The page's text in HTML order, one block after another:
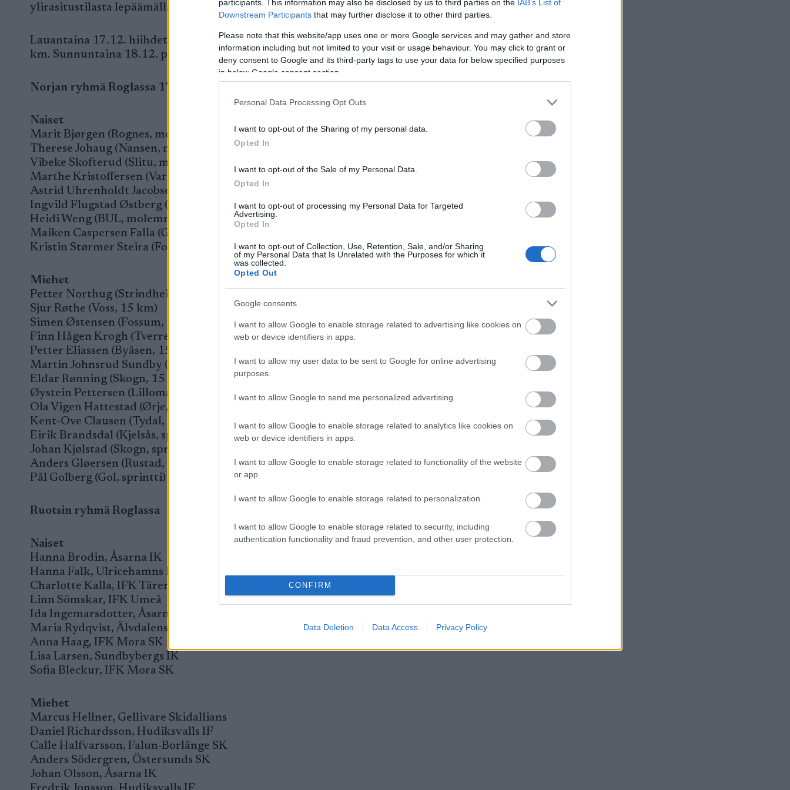
participants. This information may also be disclosed by us to third parties on the IAB’s List of
Downstream Participants that may further disclose it to other third parties.
Please note that this website/app uses one or more Google services and may gather and store
information including but not limited to your visit or usage behaviour. You may click to grant or
deny consent to Google and its third-party tags to use your data for below specified purposes
in below Google consent section.
Personal Data Processing Opt Outs
I want to opt-out of the Sharing of my personal data.
Opted In
I want to opt-out of the Sale of my Personal Data.
Opted In
I want to opt-out of processing my Personal Data for Targeted
Advertising.
Opted In
I want to opt-out of Collection, Use, Retention, Sale, and/or Sharing
of my Personal Data that Is Unrelated with the Purposes for which it
was collected.
Opted Out
Google consents
I want to allow Google to enable storage related to advertising like cookies on
web or device identifiers in apps.
I want to allow my user data to be sent to Google for online advertising
purposes.
I want to allow Google to send me personalized advertising.
I want to allow Google to enable storage related to analytics like cookies on
web or device identifiers in apps.
I want to allow Google to enable storage related to functionality of the website
or app.
I want to allow Google to enable storage related to personalization.
I want to allow Google to enable storage related to security, including
authentication functionality and fraud prevention, and other user protection.
CONFIRM
Data Deletion Data Access Privacy Policy
ylirasitustilasta lepäämällä toipunut Ida Ingemarsdotter.
Lauantaina 17.12. hiihdetään yhteislähtökisat perinteisellä hiihtotavalla, naisten 10 km ja miesten 15
km. Sunnuntaina 18.12. puolestaan ohjelmassa ovat vapaan hiihtotavan sprintit.
Norjan ryhmä Roglassa 17.-18. joulukuuta
Naiset
Marit Bjørgen (Rognes, molemmat kilpailut)
Therese Johaug (Nansen, molemmat kilpailut)
Vibeke Skofterud (Slitu, molemmat kilpailut)
Marthe Kristoffersen (Varden, 10 km)
Astrid Uhrenholdt Jacobsen (Heming, molemmat kilpailut)
Ingvild Flugstad Østberg (Gjøvik, molemmat kilpailut)
Heidi Weng (BUL, molemmat kilpailut)
Maiken Caspersen Falla (Gjerdrum, sprintti)
Kristin Størmer Steira (Forsøk, 10 km)
Miehet
Petter Northug (Strindheim, molemmat kilpailut)
Sjur Røthe (Voss, 15 km)
Simen Østensen (Fossum, 15 km)
Finn Hågen Krogh (Tverrelvdal, molemmat kilpailut)
Petter Eliassen (Byåsen, 15 km)
Martin Johnsrud Sundby (Røa, 15 km)
Eldar Rønning (Skogn, 15 km)
Øystein Pettersen (Lillomarka, sprintti)
Ola Vigen Hattestad (Ørje, sprintti)
Kent-Ove Clausen (Tydal, sprintti)
Eirik Brandsdal (Kjelsås, sprintti)
Johan Kjølstad (Skogn, sprintti)
Anders Gløersen (Rustad, sprintti)
Pål Golberg (Gol, sprintti)
Ruotsin ryhmä Roglassa
Naiset
Hanna Brodin, Åsarna IK
Hanna Falk, Ulricehamns IF
Charlotte Kalla, IFK Tärendö
Linn Sömskar, IFK Umeå
Ida Ingemarsdotter, Åsarna IK
Maria Rydqvist, Älvdalens IF
Anna Haag, IFK Mora SK
Lisa Larsen, Sundbybergs IK
Sofia Bleckur, IFK Mora SK
Miehet
Marcus Hellner, Gellivare Skidallians
Daniel Richardsson, Hudiksvalls IF
Calle Halfvarsson, Falun-Borlänge SK
Anders Södergren, Östersunds SK
Johan Olsson, Åsarna IK